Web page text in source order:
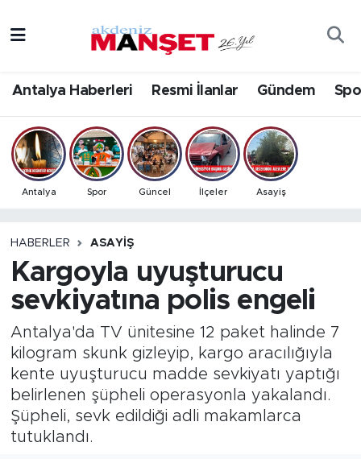
Antalya Haberleri Resmi İlanlar Gündem
Antalya Spor Güncel İlçeler Asayiş
HABERLER ASAYIŞ
Kargoyla uyuşturucu
sevkiyatına polis engeli
Antalya'da TV ünitesine 12 paket halinde 7
kilogram skunk gizleyip, kargo aracılığıyla
kente uyuşturucu madde sevkiyatı yaptığı
belirlenen şüpheli operasyonla yakalandı.
Şüpheli, sevk edildiği adli makamlarca
tutuklandı.
Bilim & Teknoloji
Eğitim
Ekonomi
Gündem
İlçeler
Kültür- Sanat
Magazin
Özel Haber
Antalya Hava Durumu
Antalya Namaz Vakitleri
Antalya Trafik Yoğunluk Haritası
Tüm Manşetler
Son Dakika Haberleri
Haber Arşivi